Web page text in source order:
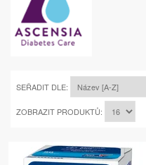
SEŘADIT DLE:
ZOBRAZIT PRODUKTŮ: